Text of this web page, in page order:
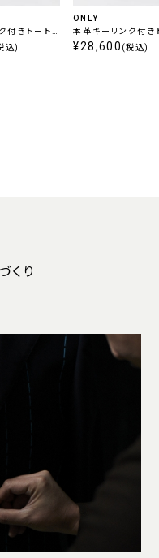
付きトート
込)
ONLY
本革キーリンク付き
バッグ ブラウン
¥28,600 (税込)
くり